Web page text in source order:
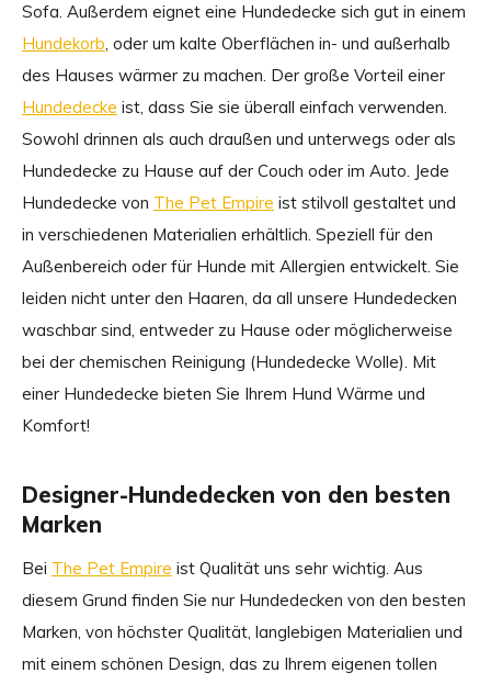
Sofa. Außerdem eignet eine Hundedecke sich gut in einem
Hundekorb, oder um kalte Oberflächen in- und außerhalb
des Hauses wärmer zu machen. Der große Vorteil einer
Hundedecke ist, dass Sie sie überall einfach verwenden.
Sowohl drinnen als auch draußen und unterwegs oder als
Hundedecke zu Hause auf der Couch oder im Auto. Jede
Hundedecke von The Pet Empire ist stilvoll gestaltet und
in verschiedenen Materialien erhältlich. Speziell für den
Außenbereich oder für Hunde mit Allergien entwickelt. Sie
leiden nicht unter den Haaren, da all unsere Hundedecken
waschbar sind, entweder zu Hause oder möglicherweise
bei der chemischen Reinigung (Hundedecke Wolle). Mit
einer Hundedecke bieten Sie Ihrem Hund Wärme und
Komfort!
Designer-Hundedecken von den besten
Marken
Bei The Pet Empire ist Qualität uns sehr wichtig. Aus
diesem Grund finden Sie nur Hundedecken von den besten
Marken, von höchster Qualität, langlebigen Materialien und
mit einem schönen Design, das zu Ihrem eigenen tollen